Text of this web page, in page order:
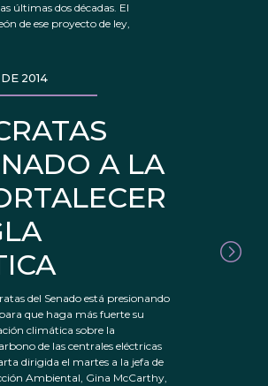
últimas dos décadas. El
de ese proyecto de ley,
A LA
2014
del Senado está presionando
que haga más fuerte su
climática sobre la
de las centrales eléctricas
dirigida el martes a la jefa de
Ambiental, Gina McCarthy,